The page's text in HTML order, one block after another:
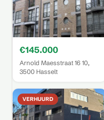
€145.000
Arnold Maesstraat 16 10,
3500 Hasselt
VERHUURD